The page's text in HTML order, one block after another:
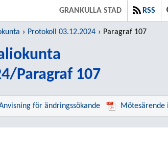
GRANKULLA STAD RSS
Protokoll 03.12.2024 Paragraf 107
Paragraf 107
för ändringssökande Mötesärende